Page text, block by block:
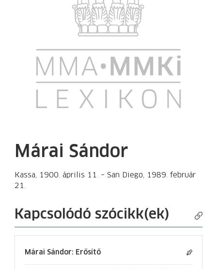
Márai Sándor
Kassa, 1900. április 11. – San Diego, 1989. február
21.
Kapcsolódó szócikk(ek)
Márai Sándor: Erősítő